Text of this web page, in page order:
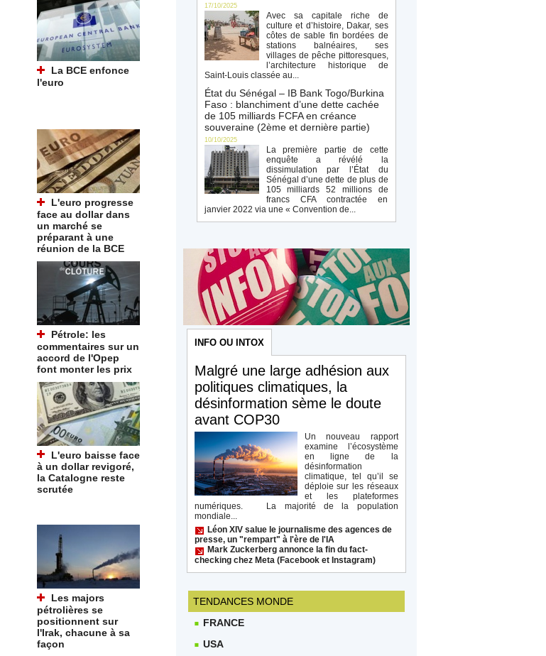
La BCE enfonce
l'euro
L'euro progresse
face au dollar dans
un marché se
préparant à une
réunion de la BCE
Pétrole: les
commentaires sur un
accord de l'Opep
font monter les prix
L'euro baisse face
à un dollar revigoré,
la Catalogne reste
scrutée
Les majors
pétrolières se
positionnent sur
l'Irak, chacune à sa
façon
17/10/2025
Avec sa capitale riche de
culture et d’histoire, Dakar, ses
côtes de sable fin bordées de
stations balnéaires, ses
villages de pêche pittoresques,
l’architecture historique de
Saint-Louis classée au...
État du Sénégal – IB Bank Togo/Burkina
Faso : blanchiment d’une dette cachée
de 105 milliards FCFA en créance
souveraine (2ème et dernière partie)
10/10/2025
La première partie de cette
enquête a révélé la
dissimulation par l’État du
Sénégal d’une dette de plus de
105 milliards 52 millions de
francs CFA contractée en
janvier 2022 via une « Convention de...
INFO OU INTOX
Malgré une large adhésion aux
politiques climatiques, la
désinformation sème le doute
avant COP30
Un nouveau rapport
examine l’écosystème
en ligne de la
désinformation
climatique, tel qu’il se
déploie sur les réseaux
et les plateformes
numériques. La majorité de la population
mondiale...
Léon XIV salue le journalisme des agences de
presse, un "rempart" à l'ère de l'IA
Mark Zuckerberg annonce la fin du fact-
checking chez Meta (Facebook et Instagram)
TENDANCES MONDE
FRANCE
USA